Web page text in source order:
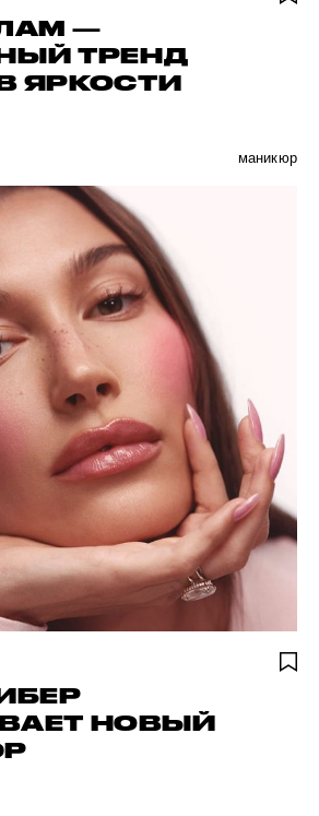
—
ТРЕНД
ЯРКОСТИ
маникюр
НОВЫЙ